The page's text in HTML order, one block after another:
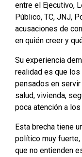
entre el Ejecutivo,
Público, TC, JNJ,
acusaciones de
en quién creer y
Su experiencia
realidad es que
pensados en servir
salud, vivienda,
poca atención a
Esta brecha tiene
político muy
que no entienden